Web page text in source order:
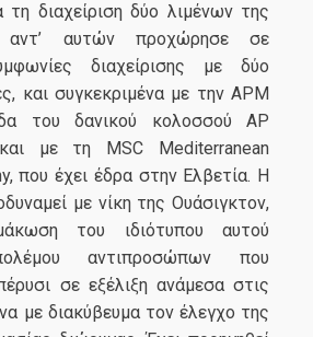
τη διαχείριση δύο λιμένων της
αντ’ αυτών προχώρησε σε
διαχείρισης με δύο
και συγκεκριμένα με την APM
του δανικού κολοσσού AP
με τη MSC Mediterranean
που έχει έδρα στην Ελβετία. Η
με νίκη της Ουάσιγκτον,
του ιδιότυπου αυτού
αντιπροσώπων που
σε εξέλιξη ανάμεσα στις
με διακύβευμα τον έλεγχο της